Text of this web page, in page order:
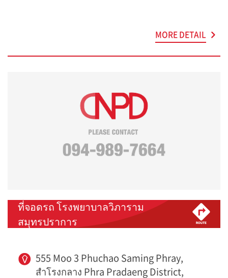
MORE DETAIL
ที่จอดรถ โรงพยาบาลวิภาราม
สมุทรปราการ
555 Moo 3 Phuchao Saming Phray,
สำโรงกลาง Phra Pradaeng District,